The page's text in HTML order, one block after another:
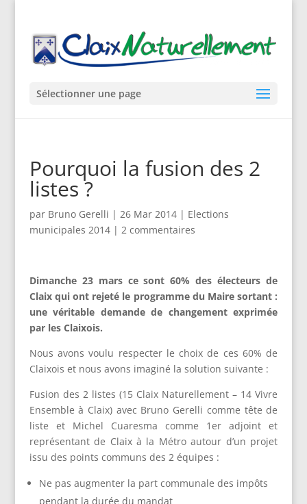
Sélectionner une page
Pourquoi la fusion des 2
listes ?
par Bruno Gerelli | 26 Mar 2014| Elections
municipales 2014| 2 commentaires
Dimanche 23 mars ce sont 60% des électeurs de
Claix qui ont rejeté le programme du Maire sortant :
une véritable demande de changement exprimée
par les Claixois.
Nous avons voulu respecter le choix de ces 60% de
Claixois et nous avons imaginé la solution suivante :
Fusion des 2 listes (15 Claix Naturellement – 14 Vivre
Ensemble à Claix) avec Bruno Gerelli comme tête de
liste et Michel Cuaresma comme 1er adjoint et
représentant de Claix à la Métro autour d’un projet
issu des points communs des 2 équipes :
Ne pas augmenter la part communale des impôts
pendant la durée du mandat